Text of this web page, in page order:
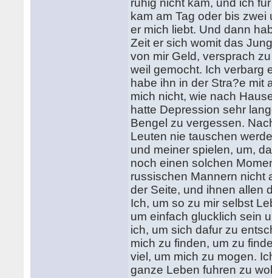
ruhig nicht kam, und ich
kam am Tag oder bis
er mich liebt. Und dann
Zeit er sich womit das
von mir Geld, versprach
weil gemocht. Ich verbarg
habe ihn in der Stra?e mit
mich nicht, wie nach
hatte Depression sehr
Bengel zu vergessen.
Leuten nie tauschen
und meiner spielen, um,
noch einen solchen
russischen Mannern nicht
der Seite, und ihnen allen
Ich, um so zu mir selbst
um einfach glucklich sein
ich, um sich dafur zu
mich zu finden, um zu
viel, um mich zu mogen.
ganze Leben fuhren zu